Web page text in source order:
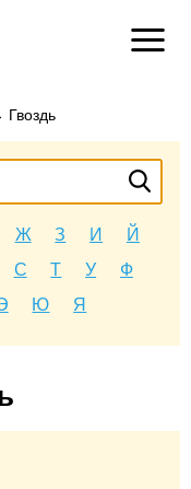
Гвоздь
Ж З И
Й
С Т У
Ф
Ю Я